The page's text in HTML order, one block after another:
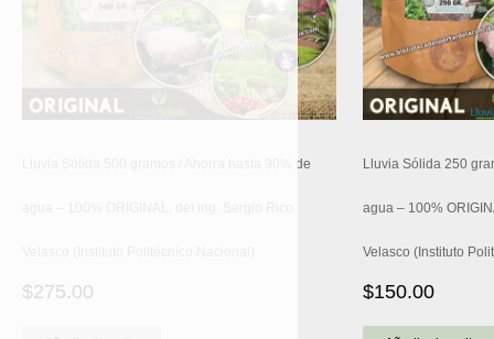
Lluvia Sólida 500 gramos / Ahorra hasta 90% de
$275.00
Lluvia Sólida 250
agua – 100%
Velasco (Instituto
$150.00